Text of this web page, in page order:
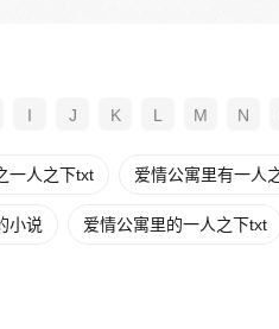
I J K L M N
一人之下txt 爱情公寓里有一人
小说 爱情公寓里的一人之下txt